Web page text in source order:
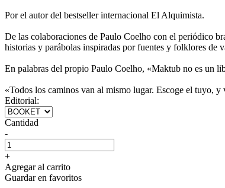
Por el autor del bestseller internacional El Alquimista.
De las colaboraciones de Paulo Coelho con el periódico
historias y parábolas inspiradas por fuentes y folklores de
En palabras del propio Paulo Coelho, «Maktub no es un
«Todos los caminos van al mismo lugar. Escoge el tuyo,
Editorial:
Cantidad
-
+
Agregar al carrito
Guardar en favoritos